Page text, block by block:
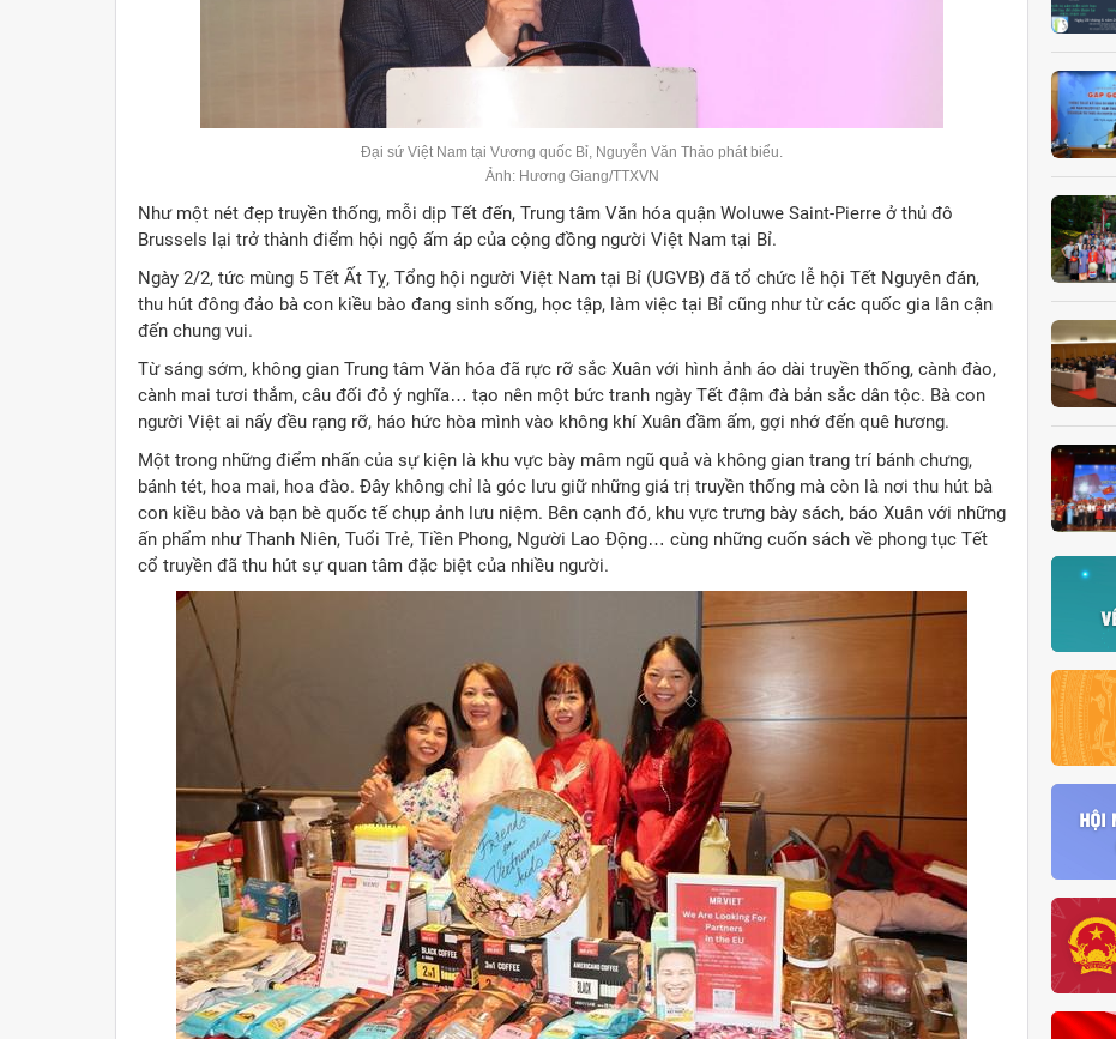
Đại sứ Việt Nam tại Vương quốc Bỉ, Nguyễn Văn Thảo phát biểu.
Ảnh: Hương Giang/TTXVN
Như một nét đẹp truyền thống, mỗi dịp Tết đến, Trung tâm Văn hóa quận Woluwe Saint-Pierre ở thủ đô
Brussels lại trở thành điểm hội ngộ ấm áp của cộng đồng người Việt Nam tại Bỉ.
Ngày 2/2, tức mùng 5 Tết Ất Tỵ, Tổng hội người Việt Nam tại Bỉ (UGVB) đã tổ chức lễ hội Tết Nguyên đán,
thu hút đông đảo bà con kiều bào đang sinh sống, học tập, làm việc tại Bỉ cũng như từ các quốc gia lân cận
đến chung vui.
Từ sáng sớm, không gian Trung tâm Văn hóa đã rực rỡ sắc Xuân với hình ảnh áo dài truyền thống, cành đào,
cành mai tươi thắm, câu đối đỏ ý nghĩa… tạo nên một bức tranh ngày Tết đậm đà bản sắc dân tộc. Bà con
người Việt ai nấy đều rạng rỡ, háo hức hòa mình vào không khí Xuân đầm ấm, gợi nhớ đến quê hương.
Một trong những điểm nhấn của sự kiện là khu vực bày mâm ngũ quả và không gian trang trí bánh chưng,
bánh tét, hoa mai, hoa đào. Đây không chỉ là góc lưu giữ những giá trị truyền thống mà còn là nơi thu hút bà
con kiều bào và bạn bè quốc tế chụp ảnh lưu niệm. Bên cạnh đó, khu vực trưng bày sách, báo Xuân với những
ấn phẩm như Thanh Niên, Tuổi Trẻ, Tiền Phong, Người Lao Động… cùng những cuốn sách về phong tục Tết
cổ truyền đã thu hút sự quan tâm đặc biệt của nhiều người.